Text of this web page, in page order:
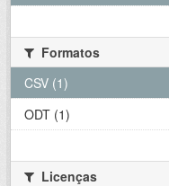
Formatos
CSV (1)
ODT (1)
Licenças